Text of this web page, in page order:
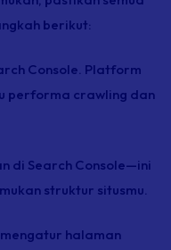
berikut:
Console. Platform
performa crawling dan
di Search Console—ini
struktur situsmu.
halaman